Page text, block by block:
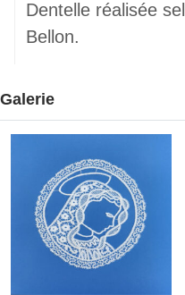
Dentelle réalisée
Bellon.
Galerie